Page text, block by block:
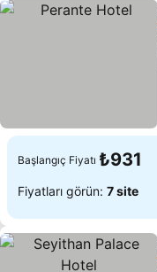
Başlangıç Fiyatı ₺931
Fiyatları görün: 7 site